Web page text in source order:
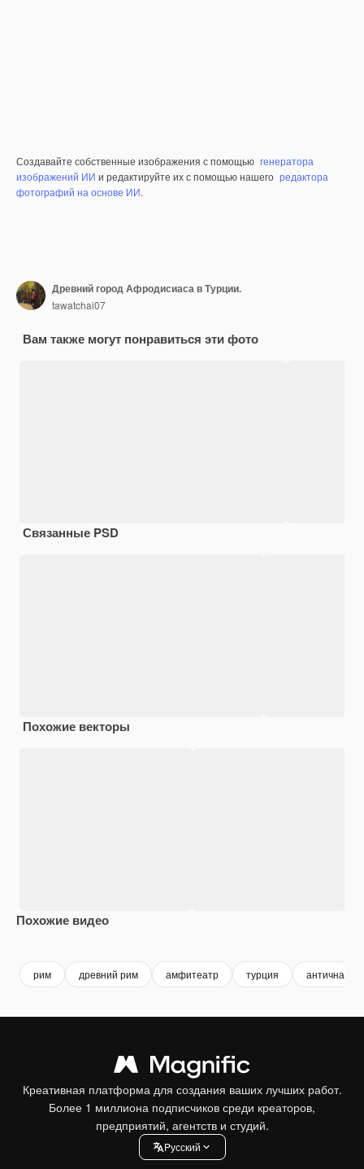
Создавайте собственные изображения с помощью генератора
изображений ИИ и редактируйте их с помощью нашего редактора
фотографий на основе ИИ.
Древний город Афродисиаса в Турции.
tawatchai07
Вам также могут понравиться эти фото
Связанные PSD
Похожие векторы
Похожие видео
рим древний рим амфитеатр турция античная
Креативная платформа для создания ваших лучших работ.
Более 1 миллиона подписчиков среди креаторов,
предприятий, агентств и студий.
Pусский